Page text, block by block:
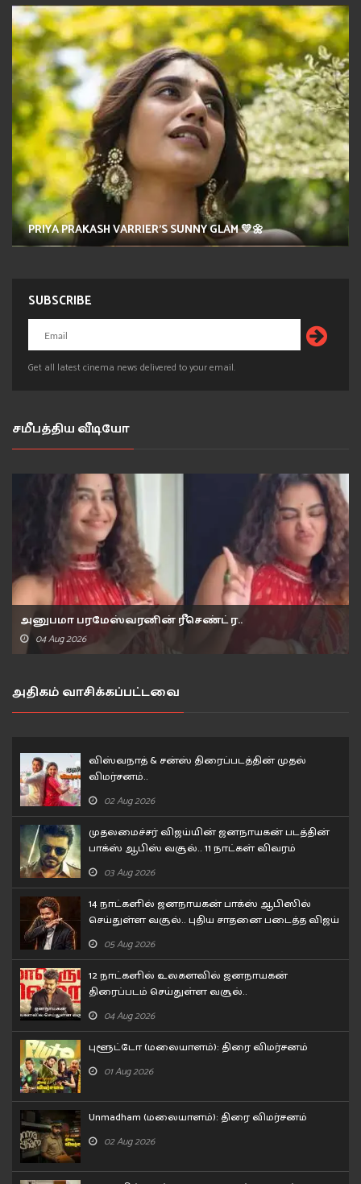
PRIYA PRAKASH VARRIER'S SUNNY GLAM 💛🌼
SUBSCRIBE
Get all latest cinema news delivered to your email.
சமீபத்திய வீடியோ
அனுபமா பரமேஸ்வரனின் ரீசெண்ட் ர..
04 Aug 2026
அதிகம் வாசிக்கப்பட்டவை
விஸ்வநாத் & சன்ஸ் திரைப்படத்தின் முதல்
விமர்சனம்..
02 Aug 2026
முதலமைச்சர் விஜய்யின் ஜனநாயகன் படத்தின்
பாக்ஸ் ஆபிஸ் வசூல்.. 11 நாட்கள் விவரம்
03 Aug 2026
14 நாட்களில் ஜனநாயகன் பாக்ஸ் ஆபிஸில்
செய்துள்ள வசூல்.. புதிய சாதனை படைத்த விஜய்
05 Aug 2026
12 நாட்களில் உலகளவில் ஜனநாயகன்
திரைப்படம் செய்துள்ள வசூல்..
04 Aug 2026
புளூட்டோ (மலையாளம்): திரை விமர்சனம்
01 Aug 2026
Unmadham (மலையாளம்): திரை விமர்சனம்
02 Aug 2026